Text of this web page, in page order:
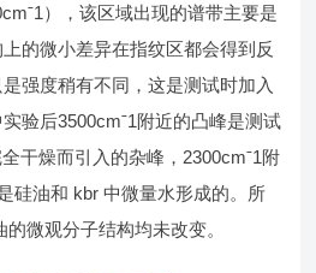
），该区域出现的谱带主要是
的微小差异在指纹区都会得到反
强度稍有不同，这是测试时加入
验后3500cmˉ1附近的凸峰是测试
干燥而引入的杂峰，2300cmˉ1附
硅油和 kbr 中微量水形成的。所
微观分子结构均未改变。